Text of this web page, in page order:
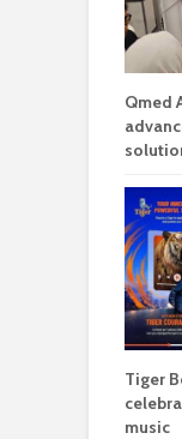
Qmed
Tiger
music